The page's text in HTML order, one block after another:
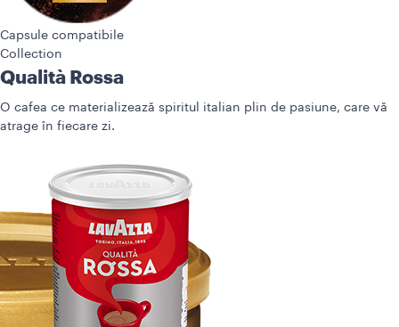
Capsule compatibile
Collection
Qualità Rossa
O cafea ce materializează spiritul italian plin de pasiune, care vă
atrage în fiecare zi.